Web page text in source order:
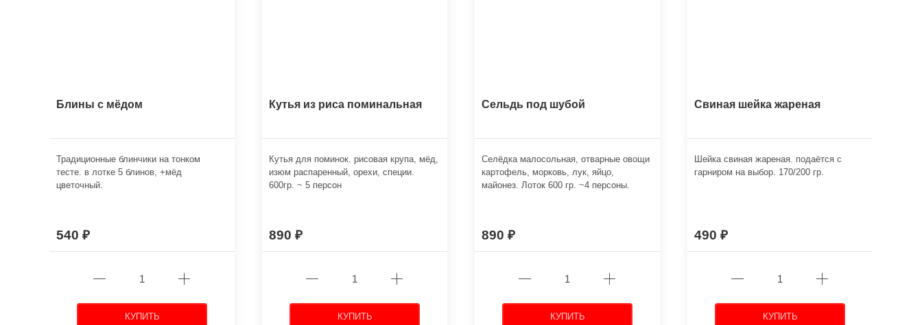
Блины с мёдом
Традиционные блинчики на тонком
тесте. в лотке 5 блинов, +мёд
цветочный.
540
КУПИТЬ
Кутья из риса поминальная
Кутья для поминок. рисовая крупа, мёд,
изюм распаренный, орехи, специи.
600гр. ~ 5 персон
890
КУПИТЬ
Сельдь под шубой
Селёдка малосольная, отварные овощи
картофель, морковь, лук, яйцо,
майонез. Лоток 600 гр. ~4 персоны.
890
КУПИТЬ
Свиная шейка жареная
Шейка свиная жареная. подаётся с
гарниром на выбор. 170/200 гр.
490
КУПИТЬ